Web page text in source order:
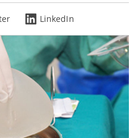
LinkedIn